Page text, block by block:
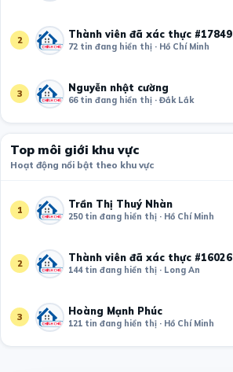
2 Thành viên đã xác thực #17849
72 tin đang hiển thị · Hồ Chí Minh
3 Nguyễn nhật cường
66 tin đang hiển thị · Đắk Lắk
Top môi giới khu vực
Hoạt động nổi bật theo khu vực
1 Trần Thị Thuý Nhàn
250 tin đang hiển thị · Hồ Chí Minh
2 Thành viên đã xác thực #16026
144 tin đang hiển thị · Long An
3 Hoàng Mạnh Phúc
121 tin đang hiển thị · Hồ Chí Minh